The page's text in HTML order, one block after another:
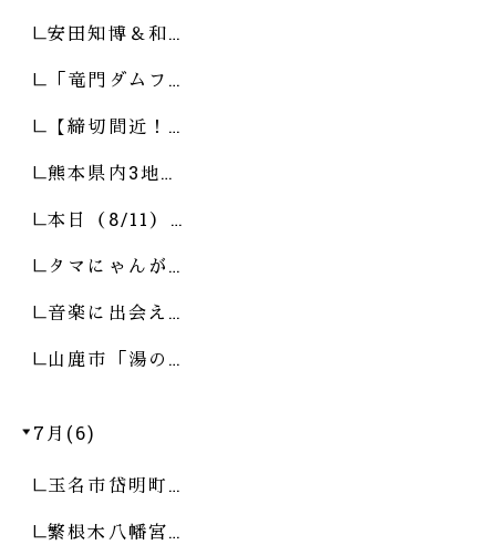
安田知博＆和…
「竜門ダムフ…
【締切間近！…
熊本県内3地…
本日（8/11）…
タマにゃんが…
音楽に出会え…
山鹿市「湯の…
7月(6)
玉名市岱明町…
繁根木八幡宮…